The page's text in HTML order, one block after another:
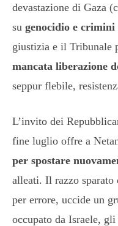
devastazione di Gaza
su genocidio e
giustizia e il Tribunale
mancata liberazione
seppur flebile,
L’invito dei
fine luglio offre a
per spostare
alleati. Il razzo
per errore, uccide un
occupato da Israele,